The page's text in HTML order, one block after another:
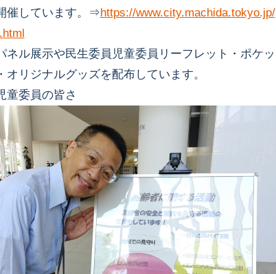
催しています。⇒https://www.city.machida.tokyo.jp/
ル展示や民生委員児童委員リーフレット・ポケッ
オリジナルグッズを配布しています。
委員の皆さ